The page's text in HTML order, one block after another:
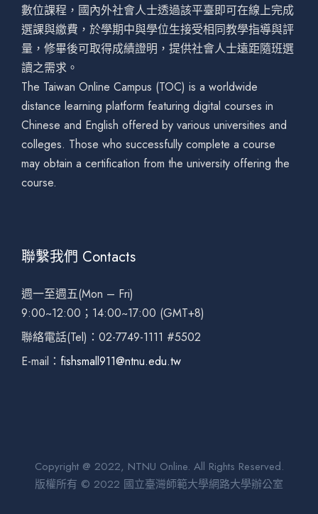
數位課程，國內外社會人士透過該平臺即可在線上完成
選課與繳費，於學期中與學位生接受相同教學指導與評
量，修畢後可取得成績證明，提供社會人士遠距隨班選
讀之需求。
The Taiwan Online Campus (TOC) is a worldwide
distance learning platform featuring digital courses in
Chinese and English offered by various universities and
colleges. Those who successfully complete a course
may obtain a certification from the university offering the
course.
聯繫我們 Contacts
週一至週五(Mon – Fri)
9:00~12:00；14:00~17:00 (GMT+8)
聯絡電話(Tel)：02-7749-1111 #5502
E-mail： fishsmall911@ntnu.edu.tw
Copyright @ 2022, NTNU Online. All Rights Reserved.
版權所有 © 2022 國立臺灣師範大學網路大學辦公室